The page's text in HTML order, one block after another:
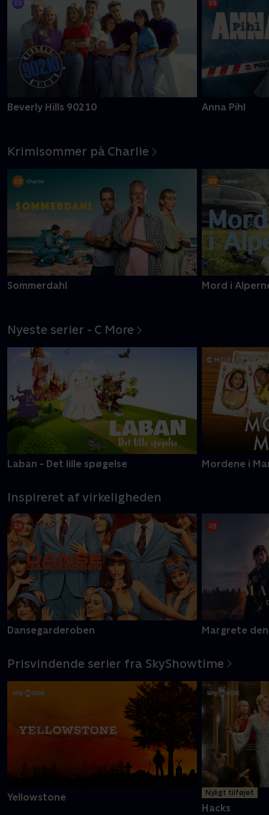
Beverly Hills 90210 Anna Pihl
Krimisommer på Charlie
Sommerdahl Mord i
Nyeste serier - C More
Laban - Det lille spøgelse Mordene i
Inspireret af virkeligheden
Dansegarderoben Margrete
Prisvindende serier fra SkyShowtime
Yellowstone Nyligt tilføjet
Hacks